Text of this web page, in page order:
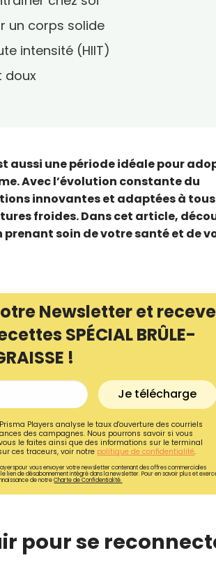
un corps solide
intensité (HIIT)
doux
aussi une période idéale pour
Avec l’évolution constante du
innovantes et adaptées à
froides. Dans cet article,
soin de votre santé et de
Newsletter et
SPÉCIAL BRÛLE-
!
Je télécharge
Players analyse le taux d'ouverture des courriels
des campagnes. Nous pourrons savoir si vous
le faites ainsi que des informations sur le terminal
ces traceurs, voir notre politique de confidentialité.
vous envoyer votre newsletter contenant des offres commerciales
lien de désabonnement intégré dans la newsletter. Pour en savoir plus et
de notreCharte de Confidentialité.
pour se
Recevez
recettes inédites de
!